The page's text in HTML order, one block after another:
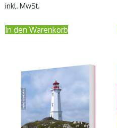
inkl. MwSt.
In den Warenkorb